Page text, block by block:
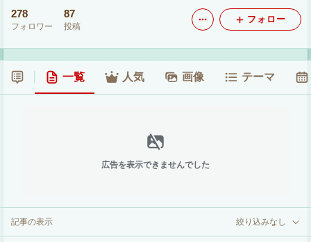
278
フォロワー
87
投稿
フォロー
一覧 人気 画像 テーマ
広告を表示できませんでした
記事の表示 絞り込みなし